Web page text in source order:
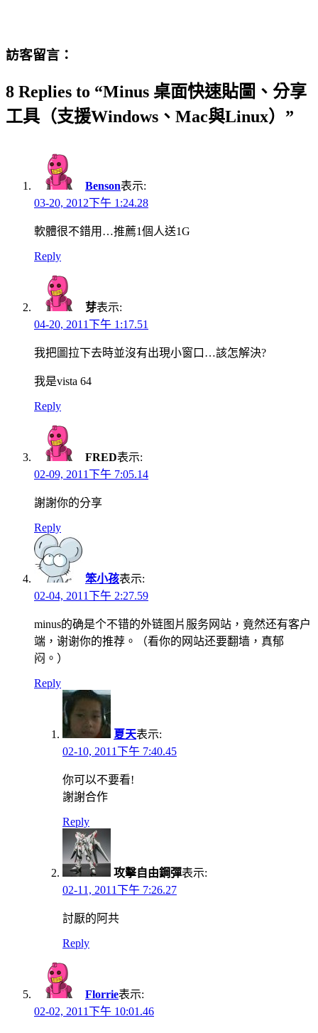
訪客留言：
8 Replies to “Minus 桌面快速貼圖、分享
工具（支援Windows、Mac與Linux）”
Benson表示:
03-20, 2012下午 1:24.28
軟體很不錯用…推薦1個人送1G
Reply
芽表示:
04-20, 2011下午 1:17.51
我把圖拉下去時並沒有出現小窗口…該怎解決?
我是vista 64
Reply
FRED表示:
02-09, 2011下午 7:05.14
謝謝你的分享
Reply
笨小孩表示:
02-04, 2011下午 2:27.59
minus的确是个不错的外链图片服务网站，竟然还有客户
端，谢谢你的推荐。（看你的网站还要翻墙，真郁
闷。）
Reply
夏天表示:
02-10, 2011下午 7:40.45
你可以不要看!
謝謝合作
Reply
攻擊自由鋼彈表示:
02-11, 2011下午 7:26.27
討厭的阿共
Reply
Florrie表示:
02-02, 2011下午 10:01.46